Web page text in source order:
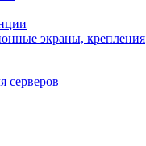
экраны, крепления
серверов